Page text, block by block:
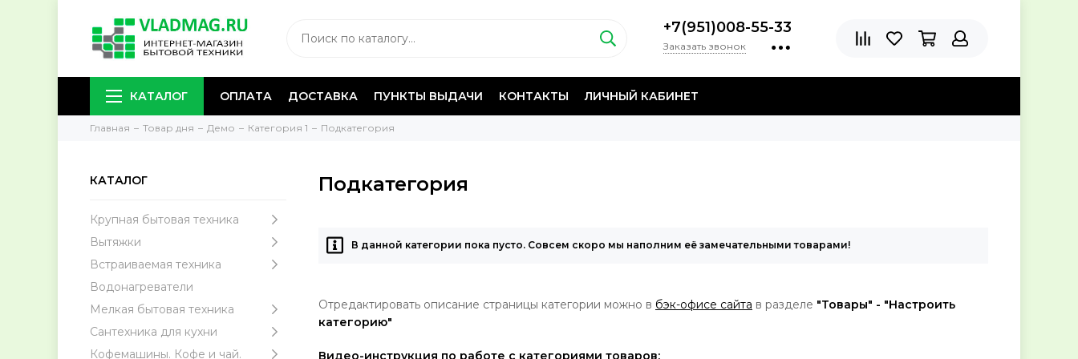
+7(951)008-55-33
Заказать звонок
КАТАЛОГ ОПЛАТА ДОСТАВКА ПУНКТЫ ВЫДАЧИ КОНТАКТЫ ЛИЧНЫЙ КАБИНЕТ
Главная Товар дня Демо Категория 1 Подкатегория
КАТАЛОГ
Крупная бытовая техника
Вытяжки
Встраиваемая техника
Водонагреватели
Мелкая бытовая техника
Сантехника для кухни
Кофемашины. Кофе и чай.
Подкатегория
В данной категории пока пусто. Совсем скоро мы наполним её замечательными товарами!
Отредактировать описание страницы категории можно в бэк-офисе сайта в разделе "Товары" - "Настроить
категорию"
Видео-инструкция по работе с категориями товаров: